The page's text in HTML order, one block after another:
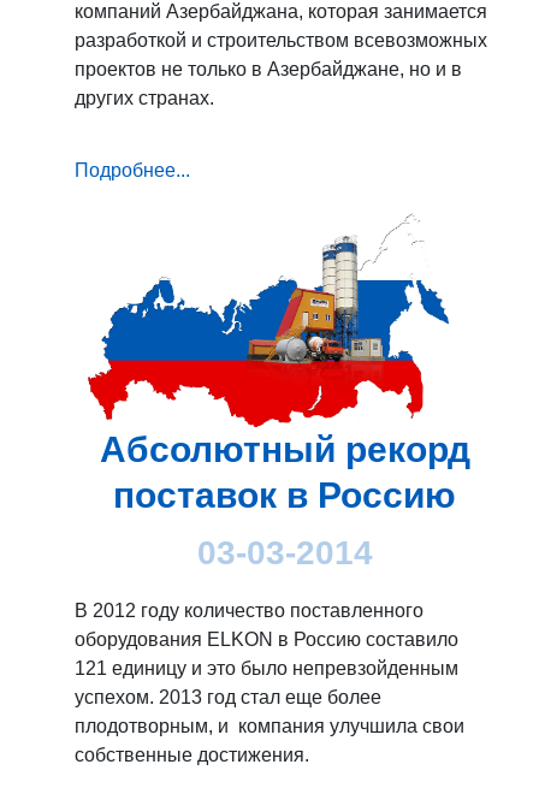
компаний Азербайджана, которая занимается
разработкой и строительством всевозможных
проектов не только в Азербайджане, но и в
других странах.
Подробнее...
Абсолютный рекорд
поставок в Россию
03-03-2014
В 2012 году количество поставленного
оборудования ELKON в Россию составило
121 единицу и это было непревзойденным
успехом. 2013 год стал еще более
плодотворным, и компания улучшила свои
собственные достижения.